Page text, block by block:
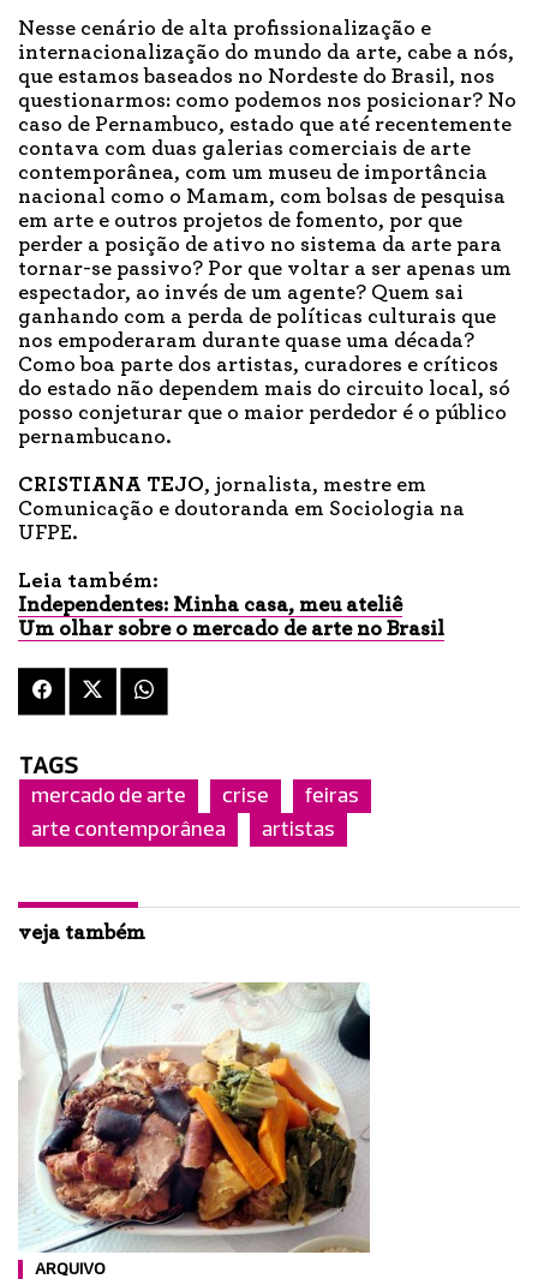
Nesse cenário de alta profissionalização e
internacionalização do mundo da arte, cabe a nós,
que estamos baseados no Nordeste do Brasil, nos
questionarmos: como podemos nos posicionar? No
caso de Pernambuco, estado que até recentemente
contava com duas galerias comerciais de arte
contemporânea, com um museu de importância
nacional como o Mamam, com bolsas de pesquisa
em arte e outros projetos de fomento, por que
perder a posição de ativo no sistema da arte para
tornar-se passivo? Por que voltar a ser apenas um
espectador, ao invés de um agente? Quem sai
ganhando com a perda de políticas culturais que
nos empoderaram durante quase uma década?
Como boa parte dos artistas, curadores e críticos
do estado não dependem mais do circuito local, só
posso conjeturar que o maior perdedor é o público
pernambucano.
CRISTIANA TEJO, jornalista, mestre em
Comunicação e doutoranda em Sociologia na
UFPE.
Leia também:
Independentes: Minha casa, meu ateliê
Um olhar sobre o mercado de arte no Brasil
TAGS
mercado de arte crise
feiras
arte contemporânea
artistas
veja também
ARQUIVO